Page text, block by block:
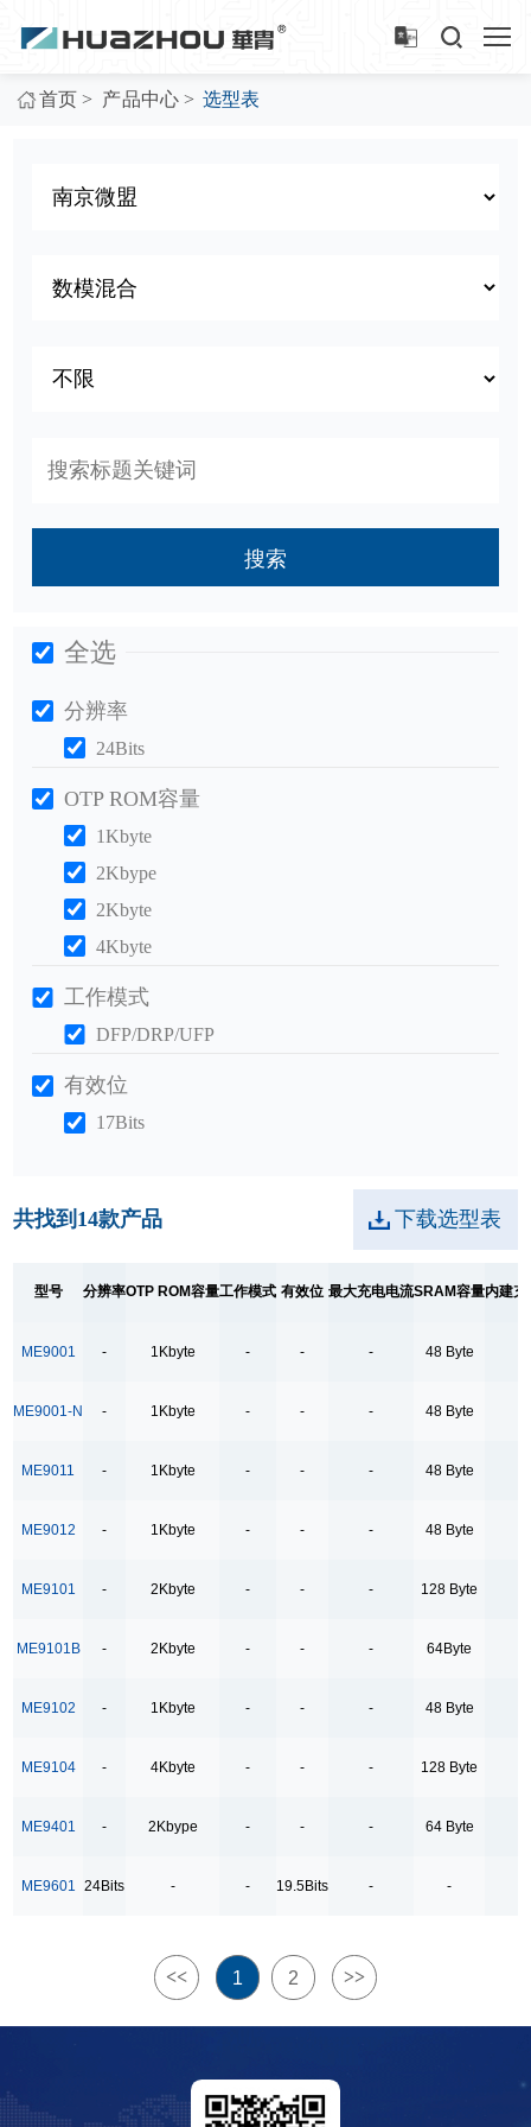
首页 > 产品中心 > 选型表
搜索
全选
分辨率
24Bits
OTP ROM容量
1Kbyte
2Kbype
2Kbyte
4Kbyte
工作模式
DFP/DRP/UFP
有效位
17Bits
No
128 Byte
64 Byte
64 Byte
内建充电开关
144KSPS
定时器大小
2*8bit timer 8bit WDT
3*16bit timer 8bit WDT
共找到 14款产品 下载选型表
型号 分辨率OTP ROM容量工作模式 有效位 最大充电电流SRAM容量内建
ME9001 - 1Kbyte - - - 48 Byte
ME9001-N - 1Kbyte - - - 48 Byte
ME9011 - 1Kbyte - - - 48 Byte
ME9012 - 1Kbyte - - - 48 Byte
ME9101 - 2Kbyte - - - 128 Byte
ME9101B - 2Kbyte - - - 64Byte
ME9102 - 1Kbyte - - - 48 Byte
ME9104 - 4Kbyte - - - 128 Byte
ME9401 - 2Kbype - - - 64 Byte
ME9601 24Bits - - 19.5Bits - -
<< 1 2 >>